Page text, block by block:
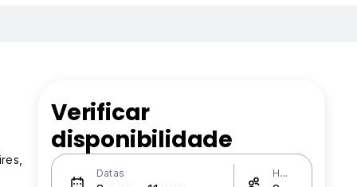
Verificar
disponibilidade
Datas Hóspedes